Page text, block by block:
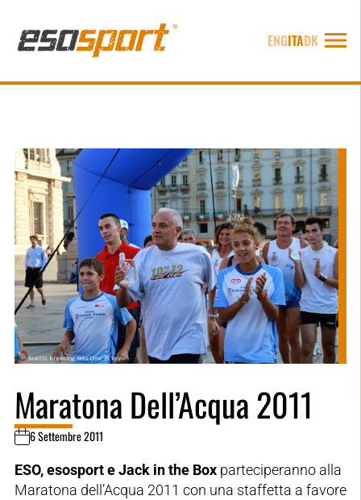
ENGITADK
Maratona Dell’Acqua 2011
6 Settembre 2011
ESO, esosport e Jack in the Box parteciperanno alla
Maratona dell’Acqua 2011 con una staffetta a favore